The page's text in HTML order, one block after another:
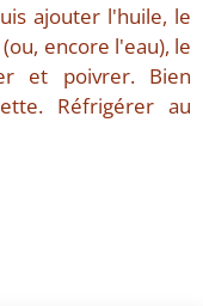
ajouter l'huile, le
encore l'eau), le
et poivrer. Bien
Réfrigérer au